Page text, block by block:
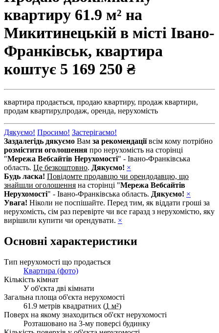
квартиру 61.9 м² на
Микитинецькій в місті Івано-
Франківськ, квартира
коштує 5 169 250 ₴
квартира продається, продаю квартиру, продаж квартири,
продам квартиру,продаж, оренда, нерухомість
Дякуємо! Просимо! Застерігаємо!
Заздалегідь дякуємо Вам за рекомендаціївсім кому потрібно
розмістити оголошення про нерухомість на сторінці
"Мережа Вебсайтів Нерухомості" - Івано-Франківська
область. Це безкоштовно. Дякуємо! ×
Будь ласка! Повідомте продавцю чи орендодавцю, що
знайшли оголошення на сторінці "Мережа Вебсайтів
Нерухомості" - Івано-Франківська область. Дякуємо! ×
Увага! Ніколи не поспішайте. Перед тим, як віддати гроші за
нерухомість, сім раз перевірте чи все гаразд з нерухомістю, яку
вирішили купити чи орендувати. ×
Основні характеристики
Тип нерухомості що продається
Квартира (фото)
Кількість кімнат
У об'єкта дві кімнати
Загальна площа об'єкта нерухомості
61.9 метрів квадратних (1 м²)
Поверх на якому знаходиться об'єкт нерухомості
Розташовано на 3-му поверсі будинку